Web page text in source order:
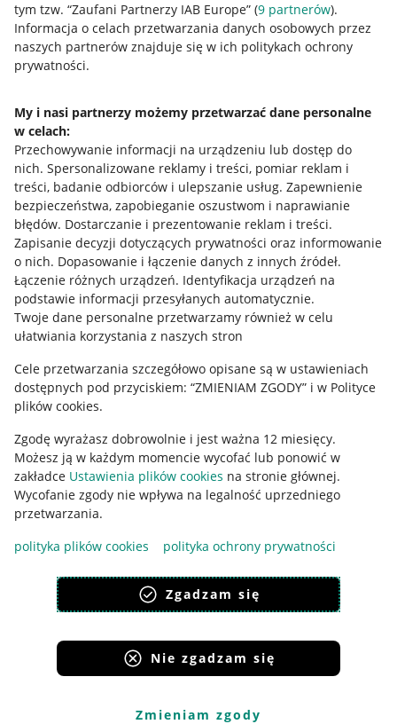
tym tzw. “Zaufani Partnerzy IAB Europe” (9 partnerów).
Informacja o celach przetwarzania danych osobowych przez
naszych partnerów znajduje się w ich politykach ochrony
prywatności.
My i nasi partnerzy możemy przetwarzać dane personalne
w celach:
Przechowywanie informacji na urządzeniu lub dostęp do
nich. Spersonalizowane reklamy i treści, pomiar reklam i
treści, badanie odbiorców i ulepszanie usług. Zapewnienie
bezpieczeństwa, zapobieganie oszustwom i naprawianie
błędów. Dostarczanie i prezentowanie reklam i treści.
Zapisanie decyzji dotyczących prywatności oraz informowanie
o nich. Dopasowanie i łączenie danych z innych źródeł.
Łączenie różnych urządzeń. Identyfikacja urządzeń na
podstawie informacji przesyłanych automatycznie.
Twoje dane personalne przetwarzamy również w celu
ułatwiania korzystania z naszych stron
Cele przetwarzania szczegółowo opisane są w ustawieniach
dostępnych pod przyciskiem: “ZMIENIAM ZGODY” i w Polityce
plików cookies.
Zgodę wyrażasz dobrowolnie i jest ważna 12 miesięcy.
Możesz ją w każdym momencie wycofać lub ponowić w
zakładce Ustawienia plików cookies na stronie głównej.
Wycofanie zgody nie wpływa na legalność uprzedniego
przetwarzania.
polityka plików cookies
polityka ochrony prywatności
Zgadzam się
Nie zgadzam się
Zmieniam zgody
Przydatne informacje
Jak to działa
Allegro Gadane dla sprzedających
Allegro Gadane dla kupujących
Mapa miejscowości
Informacje prawne
Regulamin
Polityka plików "cookies"
Ustawienia plików "cookies"
Udostępnianie lokalizacji
Informacje dla Aktu o Usługach Cyfrowych
Pobierz aplikację
Korzystanie z serwisu oznacza akceptacjęregulaminu